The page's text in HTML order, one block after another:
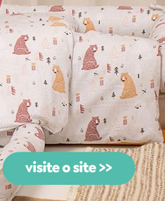
Colchonete para Bebê
e Kids London Azul